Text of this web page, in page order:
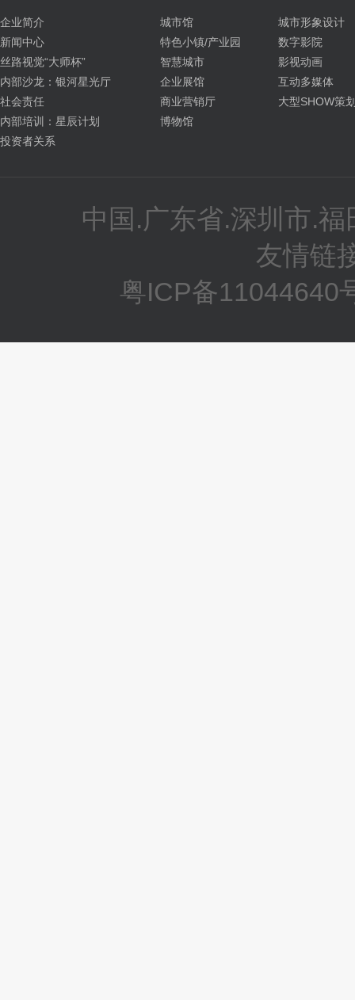
企业简介
新闻中心
丝路视觉“大师杯”
内部沙龙：银河星光厅
社会责任
内部培训：星辰计划
投资者关系
城市馆
特色小镇/产业园
智慧城市
企业展馆
商业营销厅
博物馆
城市形象设计
数字影院
影视动画
互动多媒体
大型SHOW策
中国.广东省.深圳市.
友情链
粤ICP备11044640